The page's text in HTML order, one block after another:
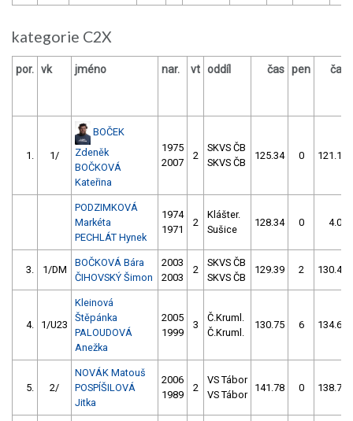
kategorie C2X
por. vk jméno nar. vt oddíl čas pen čas
1. 1/
BOČEK
Zdeněk
BOČKOVÁ
Kateřina
1975
2007
2
SKVS ČB
SKVS ČB
125.34 0 121.17
PODZIMKOVÁ
Markéta
PECHLÁT Hynek
1974
1971
2
Klášter.
Sušice
128.34 0 4.00
3. 1/DM
BOČKOVÁ Bára
ČIHOVSKÝ Šimon
2003
2003
2
SKVS ČB
SKVS ČB
129.39 2 130.48
4. 1/U23
Kleinová
Štěpánka
PALOUDOVÁ
Anežka
2005
1999
3
Č.Kruml.
Č.Kruml.
130.75 6 134.62
5. 2/
NOVÁK Matouš
POSPÍŠILOVÁ
Jitka
2006
1989
2
VS Tábor
VS Tábor
141.78 0 138.73